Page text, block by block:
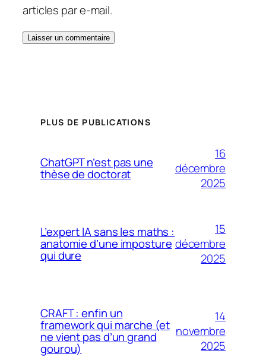
articles par e-mail.
PLUS DE PUBLICATIONS
ChatGPT n’est pas une
thèse de doctorat
16
décembre
2025
L’expert IA sans les maths :
anatomie d’une imposture
qui dure
15
décembre
2025
CRAFT : enfin un
framework qui marche (et
ne vient pas d’un grand
gourou)
14
novembre
2025